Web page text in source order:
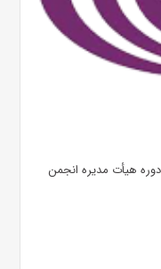
هیأت مدیره انجمن